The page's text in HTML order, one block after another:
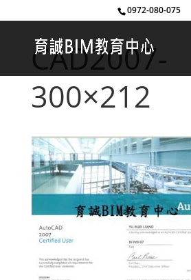
0972-080-075
CAD2007-
300×212